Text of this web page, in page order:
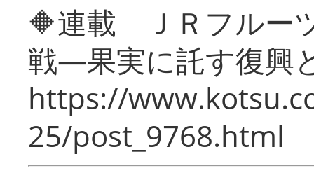
🔶連載 ＪＲフルー
戦―果実に託す復興
https://
25/post_9768.html